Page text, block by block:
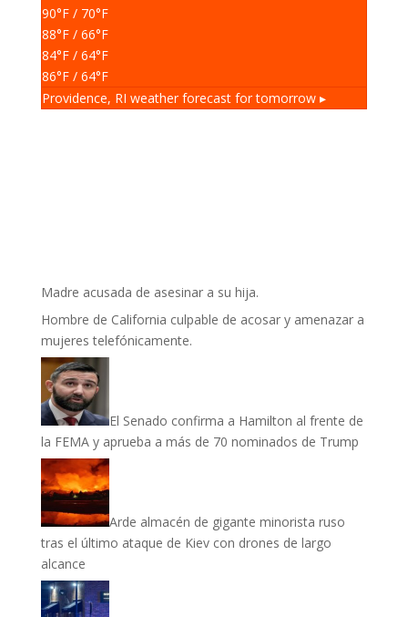
90°F/ 70°F
88°F/ 66°F
84°F/ 64°F
86°F/ 64°F
Providence, RI weather forecast for tomorrow ▸
Madre acusada de asesinar a su hija.
Hombre de California culpable de acosar y amenazar a
mujeres telefónicamente.
El Senado confirma a Hamilton al frente de
la FEMA y aprueba a más de 70 nominados de Trump
Arde almacén de gigante minorista ruso
tras el último ataque de Kiev con drones de largo
alcance